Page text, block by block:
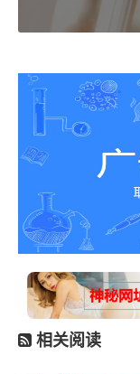
相关阅读